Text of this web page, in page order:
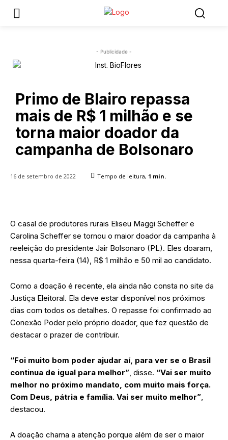
- Publicidade -
Primo de Blairo repassa
mais de R$ 1 milhão e se
torna maior doador da
campanha de Bolsonaro
16 de setembro de 2022 Tempo de leitura, 1 min.
O casal de produtores rurais Eliseu Maggi Scheffer e
Carolina Scheffer se tornou o maior doador da campanha à
reeleição do presidente Jair Bolsonaro (PL). Eles doaram,
nessa quarta-feira (14), R$ 1 milhão e 50 mil ao candidato.
Como a doação é recente, ela ainda não consta no site da
Justiça Eleitoral. Ela deve estar disponível nos próximos
dias com todos os detalhes. O repasse foi confirmado ao
Conexão Poder pelo próprio doador, que fez questão de
destacar o prazer de contribuir.
“Foi muito bom poder ajudar aí, para ver se o Brasil
continua de igual para melhor” , disse. “Vai ser muito
melhor no próximo mandato, com muito mais força.
Com Deus, pátria e família. Vai ser muito melhor”
destacou.
A doação chama a atenção porque além de ser o maior